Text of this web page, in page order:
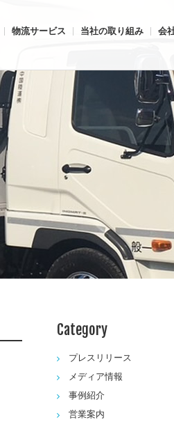
物流サービス 当社の取り組み 会
Category
プレスリリース
メディア情報
事例紹介
営業案内